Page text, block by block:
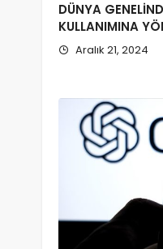
DÜNYA
KULLANIMINA
Aralık 21, 2024